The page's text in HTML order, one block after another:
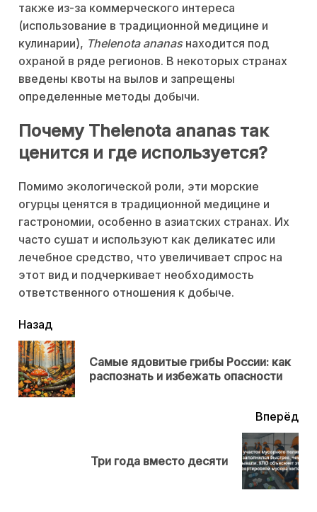
также из-за коммерческого интереса
(использование в традиционной медицине и
кулинарии), Thelenota ananasнаходится под
охраной в ряде регионов. В некоторых странах
введены квоты на вылов и запрещены
определенные методы добычи.
Почему Thelenota ananas так
ценится и где используется?
Помимо экологической роли, эти морские
огурцы ценятся в традиционной медицине и
гастрономии, особенно в азиатских странах. Их
часто сушат и используют как деликатес или
лечебное средство, что увеличивает спрос на
этот вид и подчеркивает необходимость
ответственного отношения к добыче.
читать
еще
Назад
Самые ядовитые грибы России: как
распознать и избежать опасности
Вперёд
Три года вместо десяти